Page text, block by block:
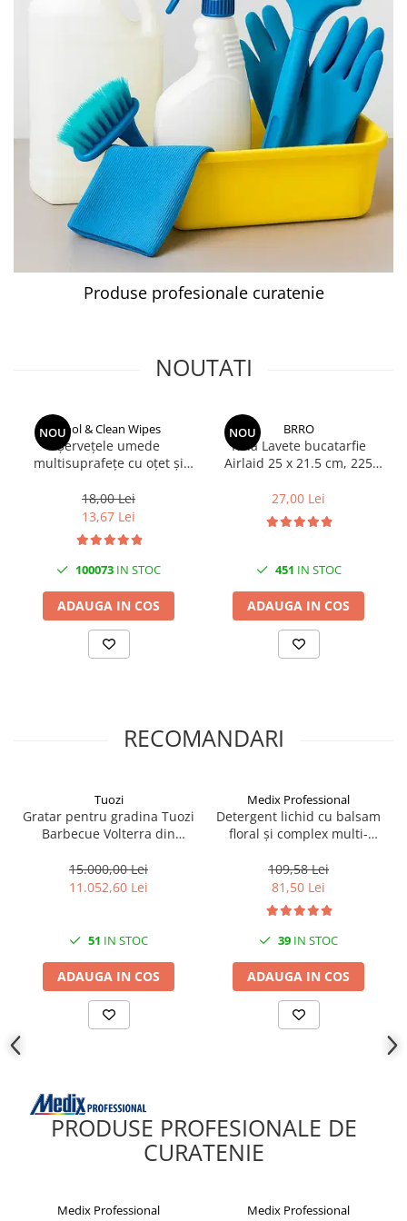
Produse profesionale curatenie
NOUTATI
NOUCool & Clean Wipes
Șervețele umede
multisuprafețe cu oțet și
Clean
18,00 Lei
13,67 Lei
100073 IN STOC
ADAUGA IN COS
NOU BRRO
Rola Lavete bucatarfie
Airlaid 25 x 21.5 cm, 225
27,00 Lei
451 IN STOC
ADAUGA IN COS
RECOMANDARI
Tuozi
Gratar pentru gradina Tuozi
Barbecue Volterra din
213 cm
15.000,00 Lei
11.052,60 Lei
51 IN STOC
ADAUGA IN COS
Medix Professional
Detergent lichid cu balsam
floral și complex multi-
Professional
109,58 Lei
81,50 Lei
39 IN STOC
ADAUGA IN COS
PRODUSE PROFESIONALE DE
CURATENIE
Medix Professional Medix Professional